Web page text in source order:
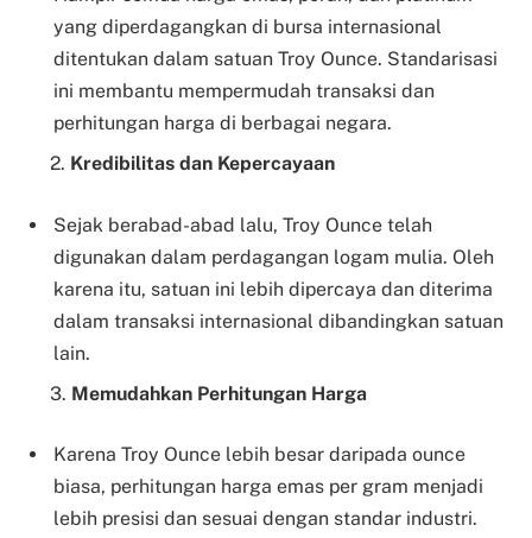
yang diperdagangkan di bursa internasional
ditentukan dalam satuan Troy Ounce. Standarisasi
ini membantu mempermudah transaksi dan
perhitungan harga di berbagai negara.
2. Kredibilitas dan Kepercayaan
Sejak berabad-abad lalu, Troy Ounce telah
digunakan dalam perdagangan logam mulia. Oleh
karena itu, satuan ini lebih dipercaya dan diterima
dalam transaksi internasional dibandingkan satuan
lain.
3. Memudahkan Perhitungan Harga
Karena Troy Ounce lebih besar daripada ounce
biasa, perhitungan harga emas per gram menjadi
lebih presisi dan sesuai dengan standar industri.